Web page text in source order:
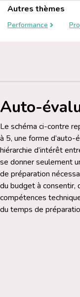
Autres thèmes
Performance
Auto-
Le schéma ci-contre
à 5, une forme d’auto-
hiérarchie d’intérêt
se donner seulement
de préparation
du budget à consentir,
compétences
du temps de